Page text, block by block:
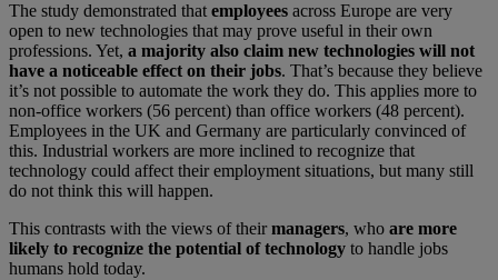
The study demonstrated thatemployees across Europe are very
open to new technologies that may prove useful in their own
professions. Yet, a majority also claim new technologies will not
have a noticeable effect on their jobs. That’s because they believe
it’s not possible to automate the work they do. This applies more to
non-office workers (56 percent) than office workers (48 percent).
Employees in the UK and Germany are particularly convinced of
this. Industrial workers are more inclined to recognize that
technology could affect their employment situations, but many still
do not think this will happen.
This contrasts with the views of theirmanagers, who are more
likely to recognize the potential of technology to handle jobs
humans hold today.